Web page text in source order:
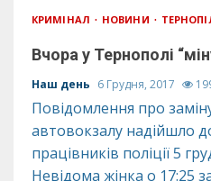
КРИМІНАЛ НОВИНИ
Вчора у Тернополі
Наш день 6 Грудня, 2017
Повідомлення про
автовокзалу надійшло
працівників поліції 5
Невідома жінка о 17:25